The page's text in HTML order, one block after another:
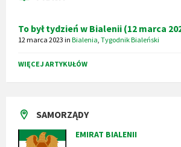
To był tydzień w Bialenii (12 marca
12 marca 2023 in Bialenia Tygodnik Bialeński
WIĘCEJ ARTYKUŁÓW
SAMORZĄDY
EMIRAT BIALENII